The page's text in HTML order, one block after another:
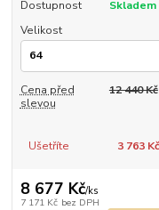
Dostupnost
Skladem
Velikost
Cena před
slevou
12 440 Kč
Ušetříte
3 763
8 677 Kč/ks
7 171 Kč bez DPH